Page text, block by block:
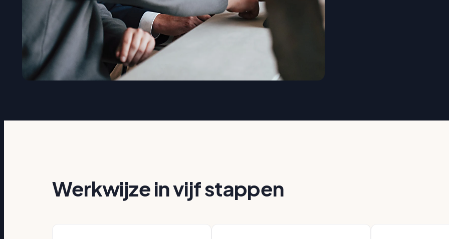
Werkwijze in vijf stappen